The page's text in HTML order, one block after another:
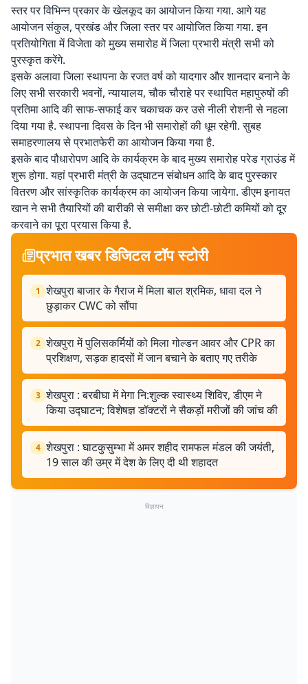
स्तर पर विभिन्न प्रकार के खेलकूद का आयोजन किया गया. आगे यह
आयोजन संकुल, प्रखंड और जिला स्तर पर आयोजित किया गया. इन
प्रतियोगिता में विजेता को मुख्य समारोह में जिला प्रभारी मंत्री सभी को
पुरस्कृत करेंगे.
इसके अलावा जिला स्थापना के रजत वर्ष को यादगार और शानदार बनाने के
लिए सभी सरकारी भवनों, न्यायालय, चौक चौराहे पर स्थापित महापुरुषों की
प्रतिमा आदि की साफ-सफाई कर चकाचक कर उसे नीली रोशनी से नहला
दिया गया है. स्थापना दिवस के दिन भी समारोहों की धूम रहेगी. सुबह
समाहरणालय से प्रभातफेरी का आयोजन किया गया है.
इसके बाद पौधारोपण आदि के कार्यक्रम के बाद मुख्य समारोह परेड ग्राउंड में
शुरू होगा. यहां प्रभारी मंत्री के उद‍्घाटन संबोधन आदि के बाद पुरस्कार
वितरण और सांस्कृतिक कार्यक्रम का आयोजन किया जायेगा. डीएम इनायत
खान ने सभी तैयारियों की बारीकी से समीक्षा कर छोटी-छोटी कमियों को दूर
करवाने का पूरा प्रयास किया है.
प्रभात खबर डिजिटल टॉप स्टोरी
1 शेखपुरा बाजार के गैराज में मिला बाल श्रमिक, धावा दल ने
छुड़ाकर CWC को सौंपा
2 शेखपुरा में पुलिसकर्मियों को मिला गोल्डन आवर और CPR का
प्रशिक्षण, सड़क हादसों में जान बचाने के बताए गए तरीके
3 शेखपुरा : बरबीघा में मेगा नि:शुल्क स्वास्थ्य शिविर, डीएम ने
किया उद्घाटन; विशेषज्ञ डॉक्टरों ने सैकड़ों मरीजों की जांच की
4 शेखपुरा : घाटकुसुम्भा में अमर शहीद रामफल मंडल की जयंती,
19 साल की उम्र में देश के लिए दी थी शहादत
विज्ञापन